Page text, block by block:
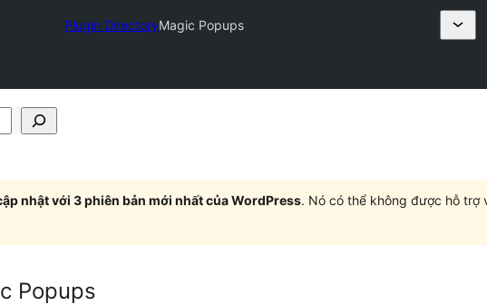
Plugin DirectoryMagic Popups
nhật với 3 phiên bản mới nhất của WordPress. Nó có thể không được hỗ trợ
Popups